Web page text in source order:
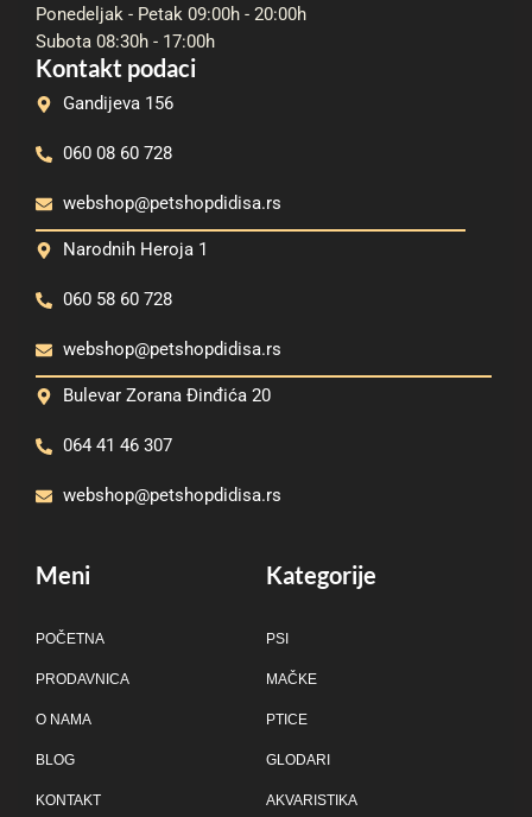
Ponedeljak - Petak 09:00h - 20:00h
Subota 08:30h - 17:00h
Kontakt podaci
Gandijeva 156
060 08 60 728
webshop@petshopdidisa.rs
Narodnih Heroja 1
060 58 60 728
webshop@petshopdidisa.rs
Bulevar Zorana Đinđića 20
064 41 46 307
webshop@petshopdidisa.rs
Meni
POČETNA
PRODAVNICA
O NAMA
BLOG
KONTAKT
Kategorije
PSI
MAČKE
PTICE
GLODARI
AKVARISTIKA